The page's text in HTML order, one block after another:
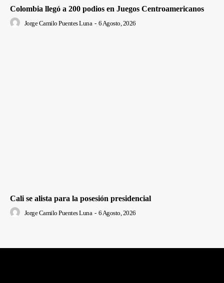
Colombia llegó a 200 podios en Juegos Centroamericanos
Jorge Camilo Puentes Luna - 6 Agosto, 2026
Cali se alista para la posesión presidencial
Jorge Camilo Puentes Luna - 6 Agosto, 2026